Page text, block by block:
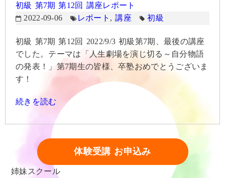
初級 第7期 第12回 講座レポート
2022-09-06
レポート ,講座 初級
初級 第7期 第12回 2022/9/3 初級第7期、最後の講座
でした。テーマは「人生劇場を演じ切る～自分物語
の発表！」第7期生の皆様、卒塾おめでとうございま
す！
続きを読む
体験受講 お申込み
姉妹スクール